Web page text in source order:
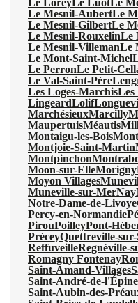
Le LoreyLe LuotLe
Le Mesnil-AubertLe
Le Mesnil-GilbertLe
Le Mesnil-RouxelinLe
Le Mesnil-VillemanLe
Le Mont-Saint-Michel
Le PerronLe Petit-
Le Val-Saint-Père
Les Loges-MarchisLes
LingeardLolif
MarchésieuxMarcilly
MaupertuisMéautis
Montaigu-les-Bois
Montjoie-Saint-Martin
Montpinchon
Moon-sur-ElleMorigny
Moyon Villages
Muneville-sur-MerNay
Notre-Dame-de-Livoye
Percy-en-Normandie
PirouPoilleyPont-
PréceyQuettreville-sur-
ReffuveilleRegnéville-
Romagny Fontenay
Saint-Amand-Villages
Saint-André-de-l'Épine
Saint-Aubin-des-